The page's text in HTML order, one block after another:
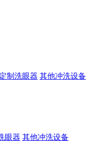
制洗眼器 其他冲洗设备
眼器 其他冲洗设备